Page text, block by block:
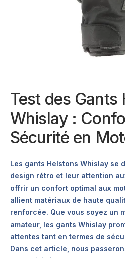
Test des Gants
Whislay :
Sécurité en
Les gants Helstons Whislay se
design rétro et leur attention
offrir un confort optimal aux
allient matériaux de haute
renforcée. Que vous soyez un
amateur, les gants Whislay
attentes tant en termes de
Dans cet article, nous